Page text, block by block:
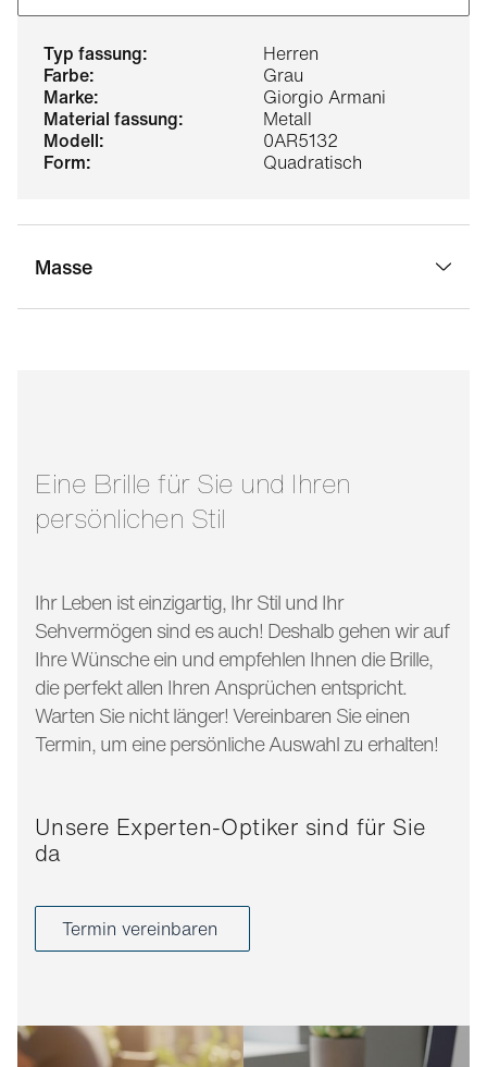
typ fassung:
Herren
farbe:
Grau
marke:
Giorgio Armani
material fassung:
Metall
modell:
0AR5132
form:
Quadratisch
Masse
Eine Brille für Sie und Ihren
persönlichen Stil
Ihr Leben ist einzigartig, Ihr Stil und Ihr
Sehvermögen sind es auch! Deshalb gehen wir auf
Ihre Wünsche ein und empfehlen Ihnen die Brille,
die perfekt allen Ihren Ansprüchen entspricht.
Warten Sie nicht länger! Vereinbaren Sie einen
Termin, um eine persönliche Auswahl zu erhalten!
Unsere Experten-Optiker sind für Sie
da
Termin vereinbaren